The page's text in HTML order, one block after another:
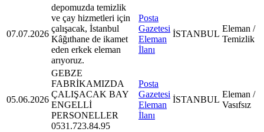
07.07.2026
depomuzda temizlik
ve çay hizmetleri için
çalışacak, İstanbul
Kâğıthane de ikamet
eden erkek eleman
arıyoruz.
Posta
Gazetesi
Eleman
İlanı
İSTANBUL
Eleman /
Temizlik
05.06.2026
GEBZE
FABRİKAMIZDA
ÇALIŞACAK BAY
ENGELLİ
PERSONELLER
0531.723.84.95
Posta
Gazetesi
Eleman
İlanı
İSTANBUL
Eleman /
Vasıfsız